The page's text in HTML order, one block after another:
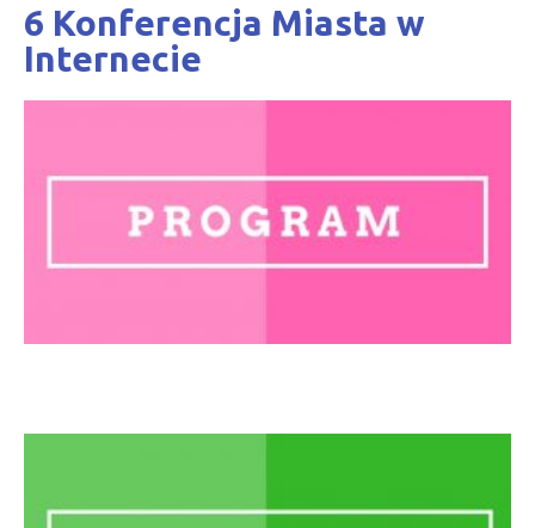
6 Konferencja Miasta w
Internecie